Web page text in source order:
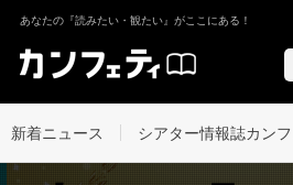
あなたの『読みたい・観たい』がここにある！
新着ニュース シアター情報誌カン